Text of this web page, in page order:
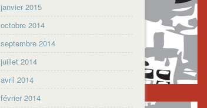
janvier 2015
octobre 2014
septembre 2014
juillet 2014
avril 2014
février 2014